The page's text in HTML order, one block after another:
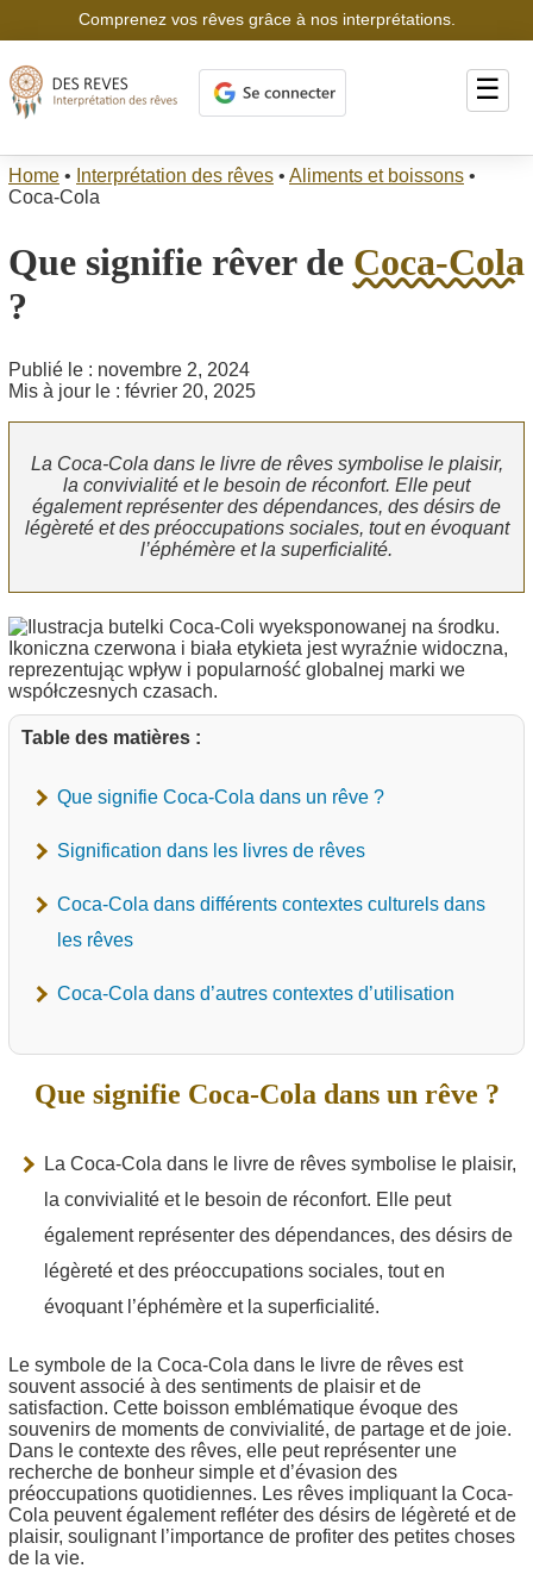
Comprenez vos rêves grâce à nos interprétations.
☰
Home • Interprétation des rêves • Aliments et boissons •
Coca-Cola
Que signifie rêver de Coca-Cola
?
Publié le : novembre 2, 2024
Mis à jour le : février 20, 2025
La Coca-Cola dans le livre de rêves symbolise le plaisir,
la convivialité et le besoin de réconfort. Elle peut
également représenter des dépendances, des désirs de
légèreté et des préoccupations sociales, tout en évoquant
l’éphémère et la superficialité.
Table des matières :
Que signifie Coca-Cola dans un rêve ?
Signification dans les livres de rêves
Coca-Cola dans différents contextes culturels dans
les rêves
Coca-Cola dans d’autres contextes d’utilisation
Que signifie Coca-Cola dans un rêve ?
La Coca-Cola dans le livre de rêves symbolise le plaisir,
la convivialité et le besoin de réconfort. Elle peut
également représenter des dépendances, des désirs de
légèreté et des préoccupations sociales, tout en
évoquant l’éphémère et la superficialité.
Le symbole de la Coca-Cola dans le livre de rêves est
souvent associé à des sentiments de plaisir et de
satisfaction. Cette boisson emblématique évoque des
souvenirs de moments de convivialité, de partage et de joie.
Dans le contexte des rêves, elle peut représenter une
recherche de bonheur simple et d’évasion des
préoccupations quotidiennes. Les rêves impliquant la Coca-
Cola peuvent également refléter des désirs de légèreté et de
plaisir, soulignant l’importance de profiter des petites choses
de la vie.